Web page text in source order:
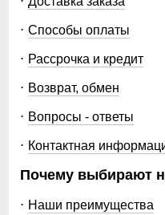
Способы оплаты
Рассрочка и кредит
Возврат, обмен
Вопросы - ответы
Контактная
Почему выбирают
Наши преимущества